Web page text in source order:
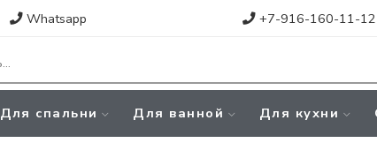
Whatsapp +7-916-160-11-12
Для спальни Для ванной Для кухни